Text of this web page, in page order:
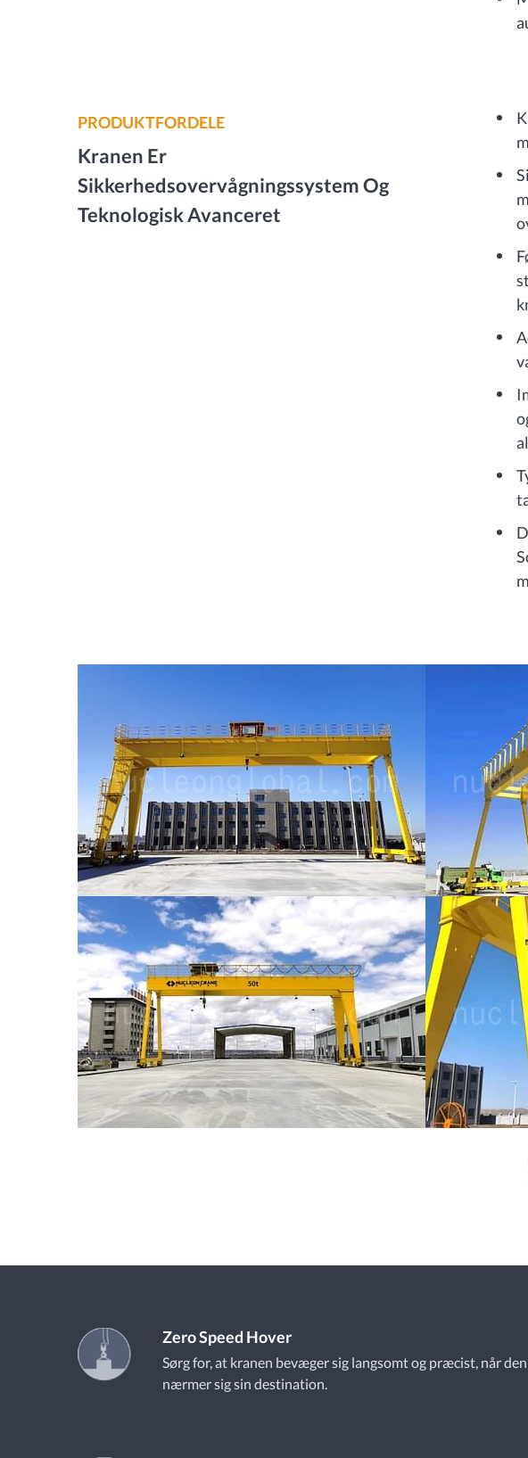
PRODUKTFORDELE
Kranen Er
Sikkerhedsovervågningssystem Og
Teknologisk Avanceret
Zero Speed Hover
Sørg for, at kranen bevæger sig langsomt og præcist, når den
nærmer sig sin destination.